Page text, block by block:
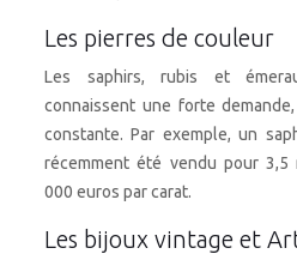
Les pierres de couleur
Les saphirs, rubis et
connaissent une forte
constante. Par exemple, un
récemment été vendu pour 3,5
000 euros par carat.
Les bijoux vintage et